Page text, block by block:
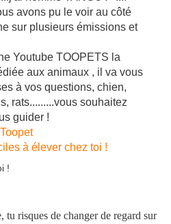
avons pu le voir au côté
sur plusieurs émissions et
Youtube TOOPETS la
aux animaux , il va vous
à vos questions, chien,
rats.........vous souhaitez
guider !
Toopet
à élever chez toi !
risques de changer de regard sur